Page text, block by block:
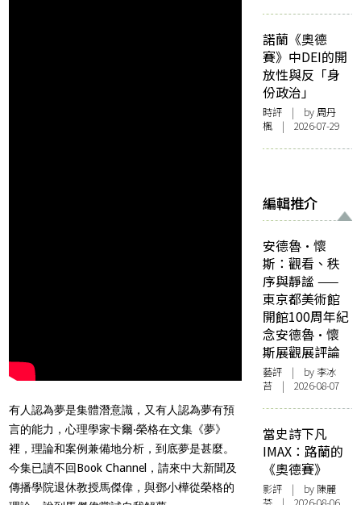
有人認為夢是集體潛意識，又有人認為夢有預
言的能力，心理學家卡爾‧榮格在文集《夢》
裡，理論和案例兼備地分析，到底夢是甚麼。
今集已讀不回Book Channel，請來中大新聞及
傳播學院退休教授馬傑偉，與鄧小樺從榮格的
諾蘭《奧德
賽》中DEI的開
放性與反「身
份政治」
時評 | by周丹
楓 | 2026-07-29
編輯推介
安德魯·懷
斯：觀看、秩
序與靜謐 ——
東京都美術館
開館100周年紀
念安德魯·懷
斯展觀展評論
藝評 | by 李冰
苔 | 2026-08-07
當史詩下凡
IMAX：路蘭的
《奧德賽》
影評 | by 陳麗